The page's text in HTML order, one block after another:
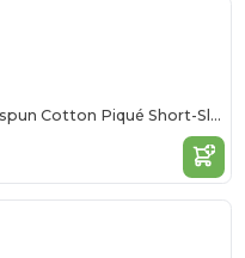
Men's 6 oz. Ringspun Cotton Piqué Short-Sleeve Polo